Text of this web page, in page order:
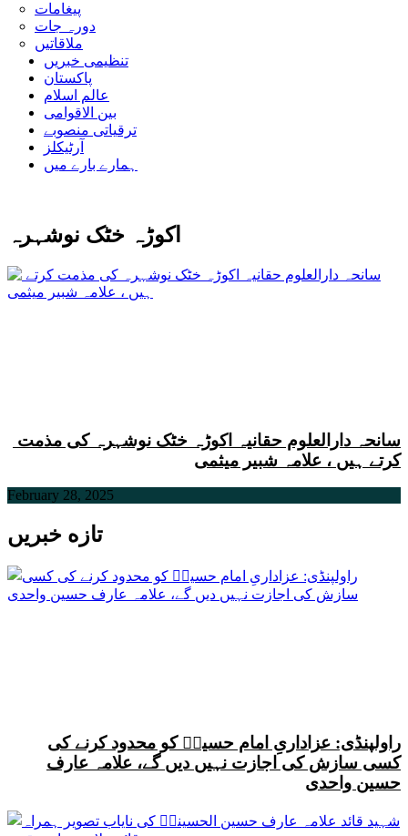
پیغامات
دورہ جات
ملاقاتیں
تنظیمی خبریں
پاکستان
عالم اسلام
بین الاقوامی
ترقیاتی منصوبے
آرٹیکلز
ہمارے بارے میں
اکوڑہ خٹک نوشہرہ
کرتے ہیں ، علامہ شبیر میثمی
February 28, 2025
تازه خبریں
راولپنڈی: عزاداریِ امام حسینؑ کو محدود کرنے کی
کسی سازش کی اجازت نہیں دیں گے، علامہ عارف
حسین واحدی